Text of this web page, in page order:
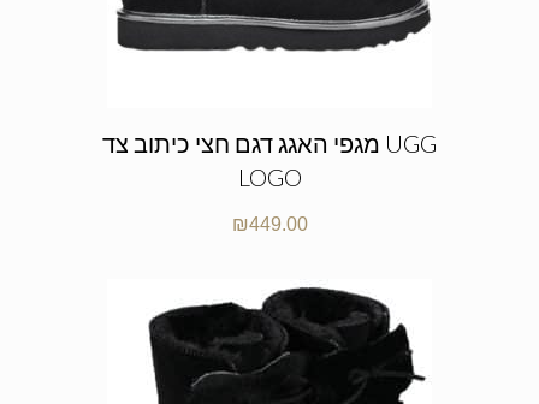
מגפי האגג דגם חצי כיתוב צד UGG
LOGO
₪449.00